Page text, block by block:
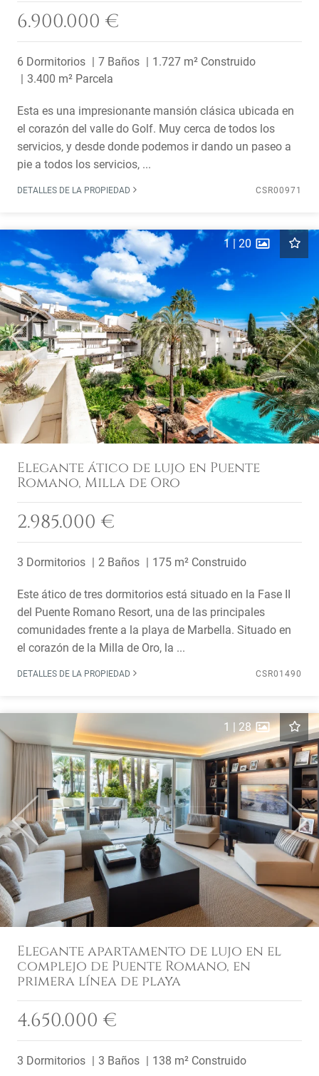
6.900.000 €
6 Dormitorios 7 Baños
1.727 m² Construido
3.400 m² Parcela
Esta es una impresionante mansión clásica ubicada en
el corazón del valle do Golf. Muy cerca de todos los
servicios, y desde donde podemos ir dando un paseo a
pie a todos los servicios, ...
DETALLES DE LA PROPIEDAD CSR00971
Previous Next
1 | 20
Elegante ático de lujo en Puente
Romano, Milla de Oro
2.985.000 €
3 Dormitorios 2 Baños 175 m² Construido
Este ático de tres dormitorios está situado en la Fase II
del Puente Romano Resort, una de las principales
comunidades frente a la playa de Marbella. Situado en
el corazón de la Milla de Oro, la ...
DETALLES DE LA PROPIEDAD CSR01490
Previous Next
1 | 28
Elegante apartamento de lujo en el
complejo de Puente Romano, en
primera línea de playa
4.650.000 €
3 Dormitorios 3 Baños 138 m² Construido